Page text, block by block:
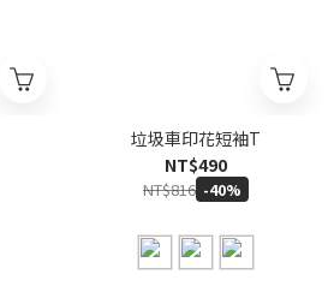
垃圾車印花短袖T
NT$490
NT$816 -40%